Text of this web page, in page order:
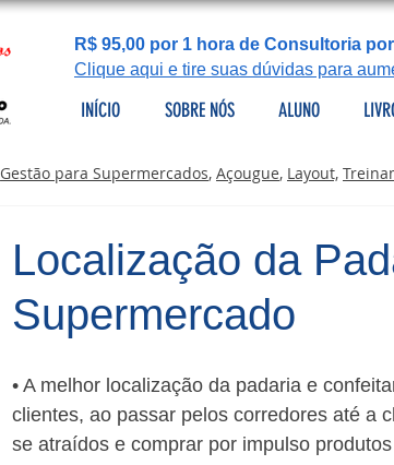
R$ 95,00 por 1 hora de Consultoria
Clique aqui e tire suas dúvidas para
INÍCIO SOBRE NÓS ALUNO
Gestão para Supermercados, Açougue, Layout,
Localização da
Supermercado
• A melhor localização da padaria e
clientes, ao passar pelos corredores até a
se atraídos e comprar por impulso